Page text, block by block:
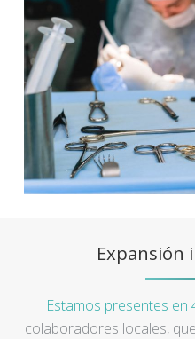
Expansión
Estamos presentes en
colaboradores locales,